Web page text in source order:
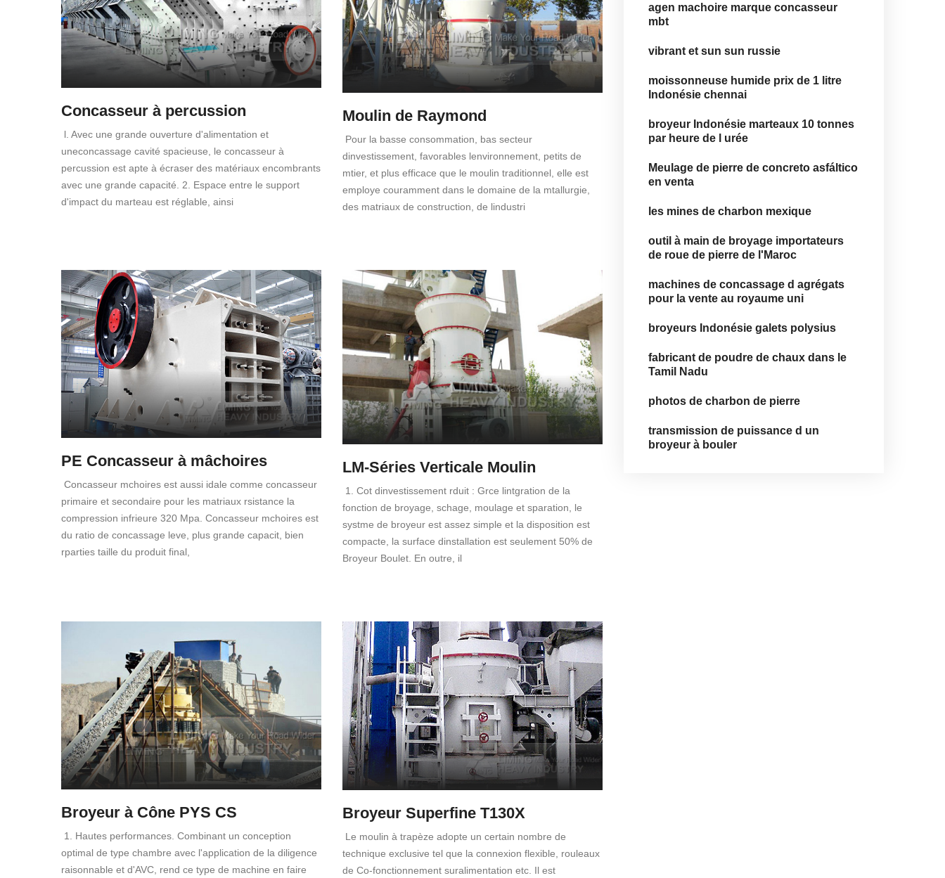
Concasseur à percussion
l. Avec une grande ouverture d'alimentation et
uneconcassage cavité spacieuse, le concasseur à
percussion est apte à écraser des matériaux encombrants
avec une grande capacité. 2. Espace entre le support
d'impact du marteau est réglable, ainsi
Moulin de Raymond
Pour la basse consommation, bas secteur
dinvestissement, favorables lenvironnement, petits de
mtier, et plus efficace que le moulin traditionnel, elle est
employe couramment dans le domaine de la mtallurgie,
des matriaux de construction, de lindustri
PE Concasseur à mâchoires
Concasseur mchoires est aussi idale comme concasseur
primaire et secondaire pour les matriaux rsistance la
compression infrieure 320 Mpa. Concasseur mchoires est
du ratio de concassage leve, plus grande capacit, bien
rparties taille du produit final,
LM-Séries Verticale Moulin
1. Cot dinvestissement rduit : Grce lintgration de la
fonction de broyage, schage, moulage et sparation, le
systme de broyeur est assez simple et la disposition est
compacte, la surface dinstallation est seulement 50% de
Broyeur Boulet. En outre, il
Broyeur à Cône PYS CS
1. Hautes performances. Combinant un conception
optimal de type chambre avec l'application de la diligence
raisonnable et d'AVC, rend ce type de machine en faire
Broyeur Superfine T130X
Le moulin à trapèze adopte un certain nombre de
technique exclusive tel que la connexion flexible, rouleaux
de Co-fonctionnement suralimentation etc. Il est
agen machoire marque concasseur
mbt
vibrant et sun sun russie
moissonneuse humide prix de 1 litre
Indonésie chennai
broyeur Indonésie marteaux 10 tonnes
par heure de l urée
Meulage de pierre de concreto asfáltico
en venta
les mines de charbon mexique
outil à main de broyage importateurs
de roue de pierre de l'Maroc
machines de concassage d agrégats
pour la vente au royaume uni
broyeurs Indonésie galets polysius
fabricant de poudre de chaux dans le
Tamil Nadu
photos de charbon de pierre
transmission de puissance d un
broyeur à bouler